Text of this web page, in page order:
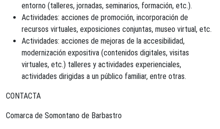
entorno (talleres, jornadas, seminarios, formación, etc.).
Actividades: acciones de promoción, incorporación de
recursos virtuales, exposiciones conjuntas, museo virtual, etc.
Actividades: acciones de mejoras de la accesibilidad,
modernización expositiva (contenidos digitales, visitas
virtuales, etc.) talleres y actividades experienciales,
actividades dirigidas a un público familiar, entre otras.
CONTACTA
Comarca de Somontano de Barbastro